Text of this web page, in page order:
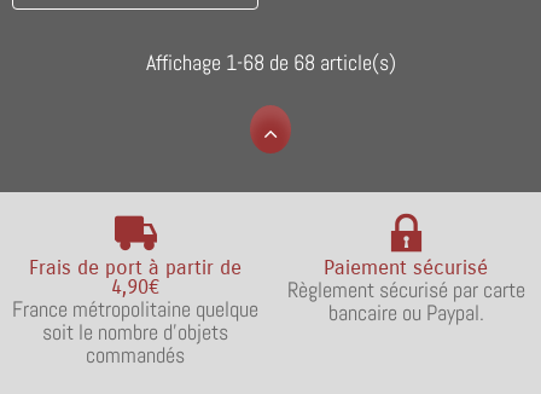
Affichage 1-68 de 68 article(s)
Frais de port à partir de
4,90€
France métropolitaine quelque
soit le nombre d'objets
commandés
Paiement sécurisé
Règlement sécurisé par carte
bancaire ou Paypal.